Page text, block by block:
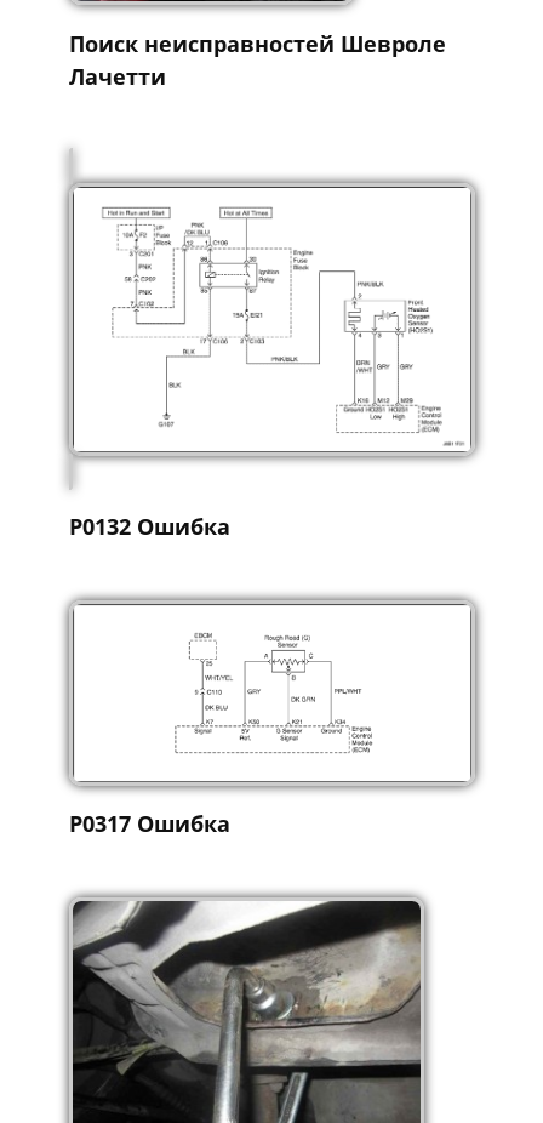
Поиск неисправностей Шевроле
Лачетти
P0132 Ошибка
P0317 Ошибка